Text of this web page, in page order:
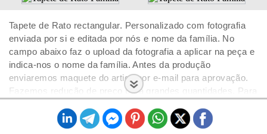
Tapete de Rato rectangular. Personalizado com fotografia
enviada por si e editada por nós e nome da família. No
campo abaixo faz o upload da fotografia a aplicar na peça e
indica-nos o nome da família. Antes da produção
enviaremos maquete do artigo por e-mail para aprovação.
Fazemos redução de preço para grandes quantidades. Para
511 619 ou e-mail uidugifts@gmail.com